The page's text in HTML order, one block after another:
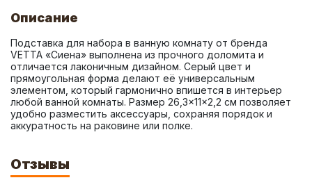
Описание
Подставка для набора в ванную комнату от бренда
VETTA «Сиена» выполнена из прочного доломита и
отличается лаконичным дизайном. Серый цвет и
прямоугольная форма делают её универсальным
элементом, который гармонично впишется в интерьер
любой ванной комнаты. Размер 26,3×11×2,2 см позволяет
удобно разместить аксессуары, сохраняя порядок и
аккуратность на раковине или полке.
Отзывы